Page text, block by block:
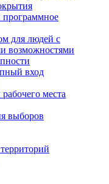
для людей с
возможностями
вход
места
выборов